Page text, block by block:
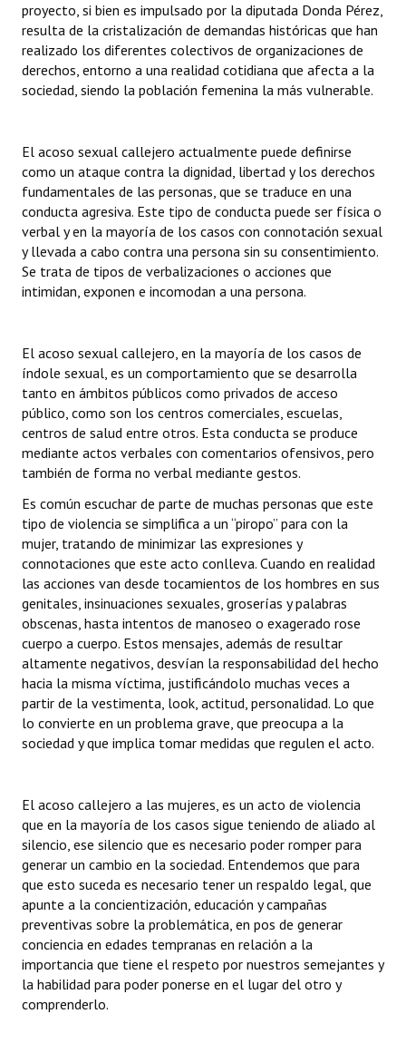
Actas de Audiencias Públicas
NORMATIVA
Comunicaciones
Resoluciones
Resoluciones de Presidencia
INSTITUCIONAL
Antiguos Pobladores
Registros y Distinciones
Datos Históricos
Premio al Mérito - Registro
Audiencias Públicas - Registro
Mujeres que Dejaron Huellas - Registro
Periodistas Decanos - Registro
Ciudadano Ilustre - Registro
Banca del Vecino - Registro
Huéspedes de Honor - Registro
Antiguos Pobladores - Registro
Reconocimientos - Registro
Entrega de distinciones
REFORMA DE LA CARTA ORGÁNICA
proyecto, si bien es impulsado por la diputada Donda Pérez,
resulta de la cristalización de demandas históricas que han
realizado los diferentes colectivos de organizaciones de
derechos, entorno a una realidad cotidiana que afecta a la
sociedad, siendo la población femenina la más vulnerable.
El acoso sexual callejero actualmente puede definirse
como un ataque contra la dignidad, libertad y los derechos
fundamentales de las personas, que se traduce en una
conducta agresiva. Este tipo de conducta puede ser física o
verbal y en la mayoría de los casos con connotación sexual
y llevada a cabo contra una persona sin su consentimiento.
Se trata de tipos de verbalizaciones o acciones que
intimidan, exponen e incomodan a una persona.
El acoso sexual callejero, en la mayoría de los casos de
índole sexual, es un comportamiento que se desarrolla
tanto en ámbitos públicos como privados de acceso
público, como son los centros comerciales, escuelas,
centros de salud entre otros. Esta conducta se produce
mediante actos verbales con comentarios ofensivos, pero
también de forma no verbal mediante gestos.
Es común escuchar de parte de muchas personas que este
tipo de violencia se simplifica a un “piropo” para con la
mujer, tratando de minimizar las expresiones y
connotaciones que este acto conlleva. Cuando en realidad
las acciones van desde tocamientos de los hombres en sus
genitales, insinuaciones sexuales, groserías y palabras
obscenas, hasta intentos de manoseo o exagerado rose
cuerpo a cuerpo. Estos mensajes, además de resultar
altamente negativos, desvían la responsabilidad del hecho
hacia la misma víctima, justificándolo muchas veces a
partir de la vestimenta, look, actitud, personalidad. Lo que
lo convierte en un problema grave, que preocupa a la
sociedad y que implica tomar medidas que regulen el acto.
El acoso callejero a las mujeres, es un acto de violencia
que en la mayoría de los casos sigue teniendo de aliado al
silencio, ese silencio que es necesario poder romper para
generar un cambio en la sociedad. Entendemos que para
que esto suceda es necesario tener un respaldo legal, que
apunte a la concientización, educación y campañas
preventivas sobre la problemática, en pos de generar
conciencia en edades tempranas en relación a la
importancia que tiene el respeto por nuestros semejantes y
la habilidad para poder ponerse en el lugar del otro y
comprenderlo.